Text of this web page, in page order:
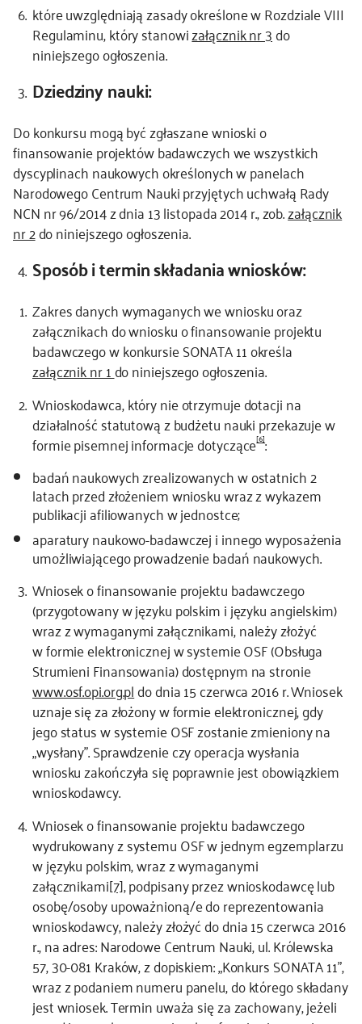
które uwzględniają zasady określone w Rozdziale VIII
Regulaminu, który stanowizałącznik nr 3do
niniejszego ogłoszenia.
Dziedziny nauki:
Do konkursu mogą być zgłaszane wnioski o
finansowanie projektów badawczych we wszystkich
dyscyplinach naukowych określonych w panelach
Narodowego Centrum Nauki przyjętych uchwałą Rady
NCN nr 96/2014 z dnia 13 listopada 2014 r., zob.załącznik
nr 2do niniejszego ogłoszenia.
Sposób i termin składania wniosków:
Zakres danych wymaganych we wniosku oraz
załącznikach do wniosku o finansowanie projektu
badawczego w konkursie SONATA 11 określa
załącznik nr 1do niniejszego ogłoszenia.
Wnioskodawca, który nie otrzymuje dotacji na
działalność statutową z budżetu nauki przekazuje w
formie pisemnej informacje dotyczące[6]:
badań naukowych zrealizowanych w ostatnich 2
latach przed złożeniem wniosku wraz z wykazem
publikacji afiliowanych w jednostce;
aparatury naukowo-badawczej i innego wyposażenia
umożliwiającego prowadzenie badań naukowych.
Wniosek o finansowanie projektu badawczego
(przygotowany w języku polskim i języku angielskim)
wraz z wymaganymi załącznikami, należy złożyć
w formie elektronicznej w systemie OSF (Obsługa
Strumieni Finansowania) dostępnym na stronie
www.osf.opi.org.pldo dnia 15 czerwca 2016 r. Wniosek
uznaje się za złożony w formie elektronicznej, gdy
jego status w systemie OSF zostanie zmieniony na
„wysłany”. Sprawdzenie czy operacja wysłania
wniosku zakończyła się poprawnie jest obowiązkiem
wnioskodawcy.
Wniosek o finansowanie projektu badawczego
wydrukowany z systemu OSF w jednym egzemplarzu
w języku polskim, wraz z wymaganymi
załącznikami[7], podpisany przez wnioskodawcę lub
osobę/osoby upoważnioną/e do reprezentowania
wnioskodawcy, należy złożyć do dnia 15 czerwca 2016
r., na adres: Narodowe Centrum Nauki, ul. Królewska
57, 30-081 Kraków, z dopiskiem: „Konkurs SONATA 11”,
wraz z podaniem numeru panelu, do którego składany
jest wniosek. Termin uważa się za zachowany, jeżeli